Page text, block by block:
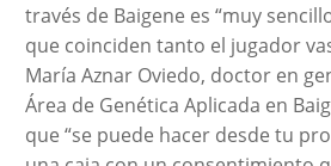
través de Baigene es “muy
que coinciden tanto el jugador
María Aznar Oviedo, doctor en
Área de Genética Aplicada en
que “se puede hacer desde tu